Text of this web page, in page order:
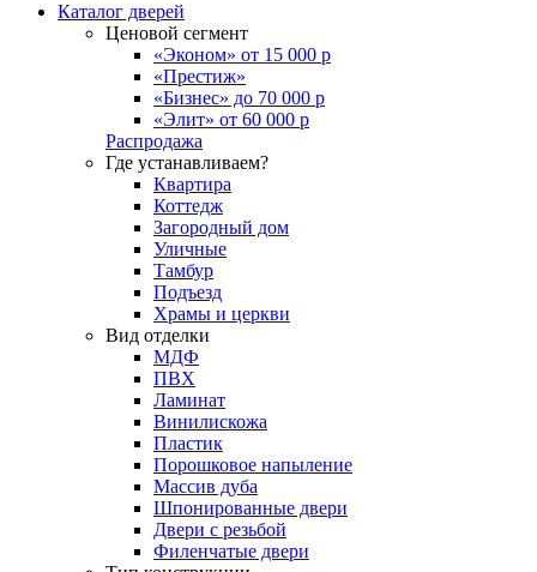
Каталог дверей
Ценовой сегмент
«Эконом» от 15 000 р
«Престиж»
«Бизнес» до 70 000 р
«Элит» от 60 000 р
Распродажа
Где устанавливаем?
Квартира
Коттедж
Загородный дом
Уличные
Тамбур
Подъезд
Храмы и церкви
Вид отделки
МДФ
ПВХ
Ламинат
Винилискожа
Пластик
Порошковое напыление
Массив дуба
Шпонированные двери
Двери с резьбой
Филенчатые двери